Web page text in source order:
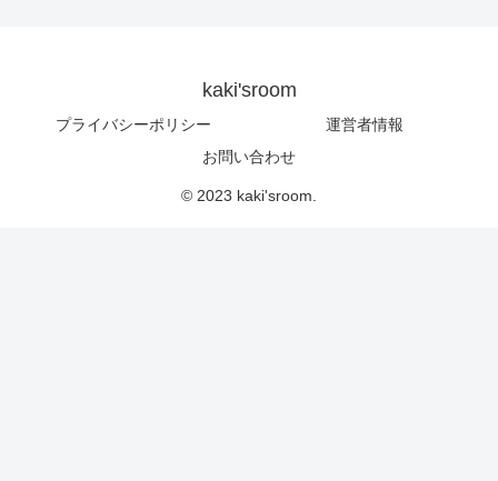
kaki'sroom
プライバシーポリシー
運営者情報
お問い合わせ
© 2023 kaki'sroom.